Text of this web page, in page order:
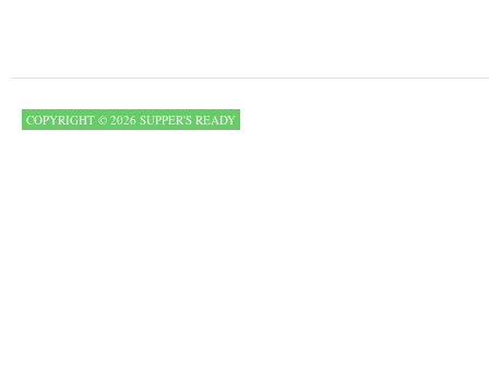
COPYRIGHT © 2026 SUPPER'S READY